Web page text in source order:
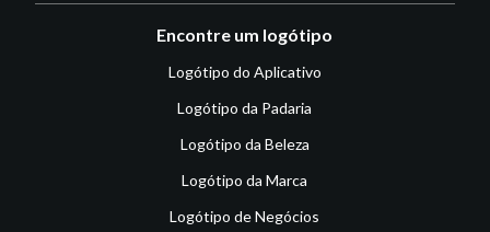
Encontre um logótipo
Logótipo do Aplicativo
Logótipo da Padaria
Logótipo da Beleza
Logótipo da Marca
Logótipo de Negócios